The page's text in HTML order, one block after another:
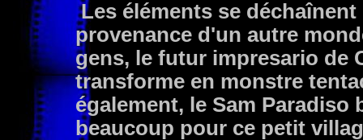
Les éléments se
provenance d'un autre
gens, le futur impresario de
transforme en monstre
également, le Sam Paradiso
beaucoup pour ce petit